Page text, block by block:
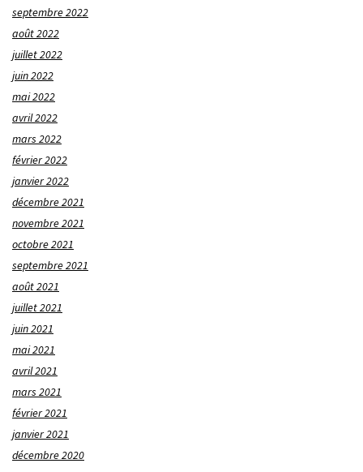
septembre 2022
août 2022
juillet 2022
juin 2022
mai 2022
avril 2022
mars 2022
février 2022
janvier 2022
décembre 2021
novembre 2021
octobre 2021
septembre 2021
août 2021
juillet 2021
juin 2021
mai 2021
avril 2021
mars 2021
février 2021
janvier 2021
décembre 2020